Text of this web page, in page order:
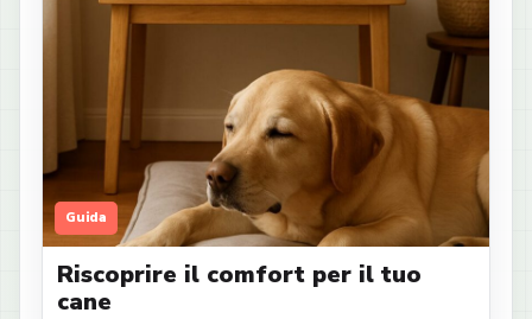
Guida
Riscoprire il comfort per il tuo
cane